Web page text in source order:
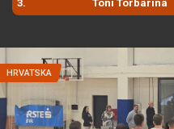
3. Toni Torbarina
HRVATSKA